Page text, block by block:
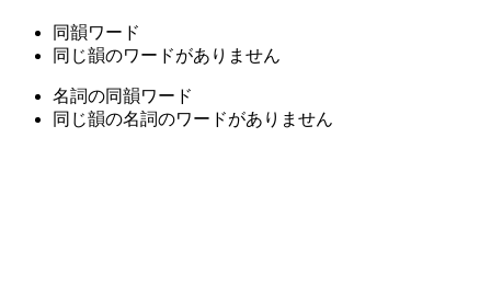
同韻ワード
同じ韻のワードがありません
名詞の同韻ワード
同じ韻の名詞のワードがありません